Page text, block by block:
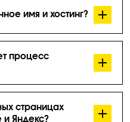
имя и хостинг?
сайтах. Мы можем
только оплатить
процесс
от сложности Вашего
должен выполнять сайт,
времени его
страницах
и Яндекс?